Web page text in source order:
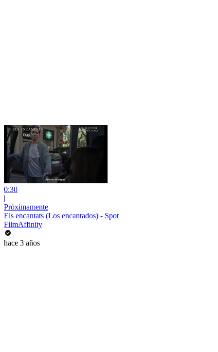
0:30
|
Próximamente
Els encantats (Los encantados) - Spot
FilmAffinity
hace 3 años